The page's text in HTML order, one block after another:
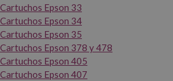
Cartuchos Epson 33
Cartuchos Epson 34
Cartuchos Epson 35
Cartuchos Epson 378 y 478
Cartuchos Epson 405
Cartuchos Epson 407